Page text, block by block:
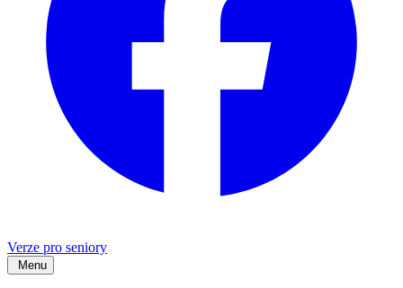
Verze pro seniory
Menu